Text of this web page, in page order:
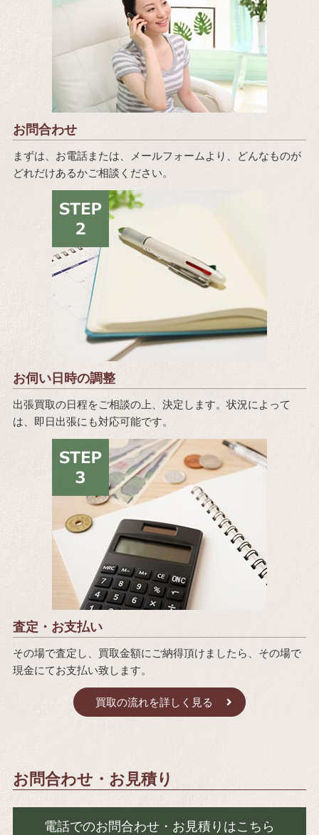
お問合わせ
まずは、お電話または、メールフォームより、どんなものが
どれだけあるかご相談ください。
お伺い日時の調整
出張買取の日程をご相談の上、決定します。状況によって
は、即日出張にも対応可能です。
査定・お支払い
その場で査定し、買取金額にご納得頂けましたら、その場で
現金にてお支払い致します。
買取の流れを詳しく見る
お問合わせ・お見積り
電話でのお問合わせ・お見積りはこちら